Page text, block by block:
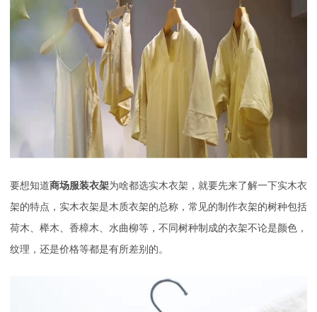
要想知道商场服装衣架为啥都选实木衣架，就要先来了解一下实木衣
架的特点，实木衣架是木质衣架的总称，常见的制作衣架的树种包括
荷木、榉木、香樟木、水曲柳等，不同树种制成的衣架不论是颜色，
纹理，还是价格等都是有所差别的。